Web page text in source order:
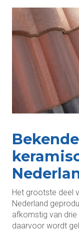
Het grootste deel
Nederland
afkomstig van
daarvoor wordt